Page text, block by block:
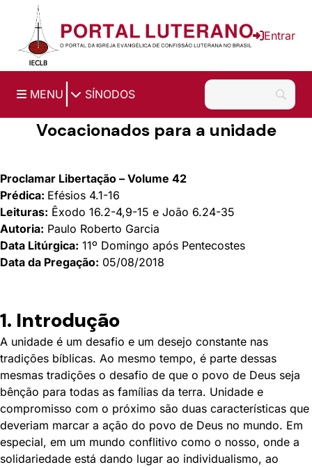
Ir para o conteúdo principal
Entrar
MENU SÍNODOS
Vocacionados para a unidade
Proclamar Libertação – Volume 42
Prédica: Efésios 4.1-16
Leituras: Êxodo 16.2-4,9-15 e João 6.24-35
Autoria: Paulo Roberto Garcia
Data Litúrgica: 11º Domingo após Pentecostes
Data da Pregação: 05/08/2018
1. Introdução
A unidade é um desafio e um desejo constante nas
tradições bíblicas. Ao mesmo tempo, é parte dessas
mesmas tradições o desafio de que o povo de Deus seja
bênção para todas as famílias da terra. Unidade e
compromisso com o próximo são duas características que
deveriam marcar a ação do povo de Deus no mundo. Em
especial, em um mundo conflitivo como o nosso, onde a
solidariedade está dando lugar ao individualismo, ao